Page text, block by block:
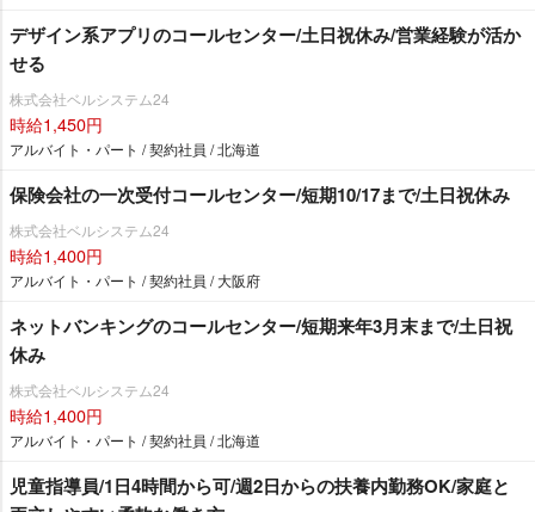
デザイン系アプリのコールセンター/土日祝休み/営業経験が活か
せる
株式会社ベルシステム24
時給1,450円
アルバイト・パート / 契約社員 / 北海道
保険会社の一次受付コールセンター/短期10/17まで/土日祝休み
株式会社ベルシステム24
時給1,400円
アルバイト・パート / 契約社員 / 大阪府
ネットバンキングのコールセンター/短期来年3月末まで/土日祝
休み
株式会社ベルシステム24
時給1,400円
アルバイト・パート / 契約社員 / 北海道
児童指導員/1日4時間から可/週2日からの扶養内勤務OK/家庭と